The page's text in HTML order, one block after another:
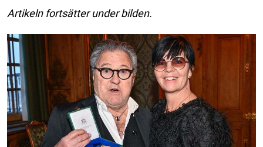
Artikeln fortsätter under bilden.